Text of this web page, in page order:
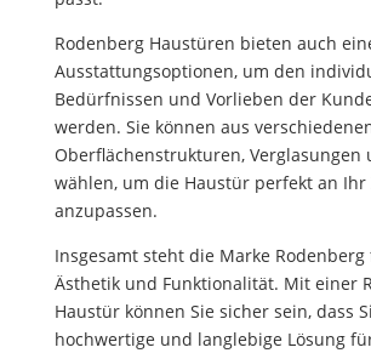
Rodenberg Haustüren bieten auch
Ausstattungsoptionen, um den
Bedürfnissen und Vorlieben der
werden. Sie können aus
Oberflächenstrukturen, Verglasungen
wählen, um die Haustür perfekt an Ihr
anzupassen.
Insgesamt steht die Marke
Ästhetik und Funktionalität. Mit einer
Haustür können Sie sicher sein, dass
hochwertige und langlebige Lösung